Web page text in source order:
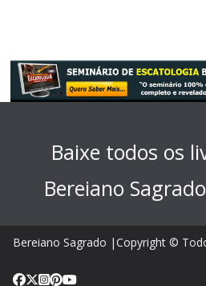
Baixe todos os
Bereiano Sagrado
Bereiano Sagrado |Copyright ©